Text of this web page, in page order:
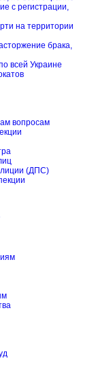
с регистрации,
на территории
брака,
всей Украине
вопросам
(ДПС)